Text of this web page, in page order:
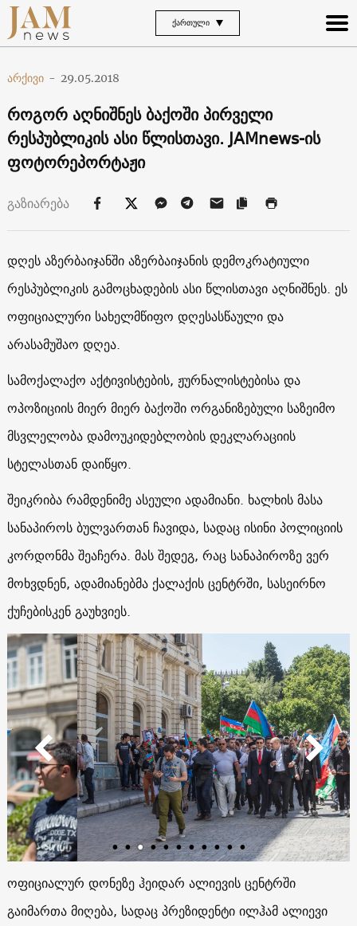
ᲥᲐᲠᲗᲣᲚᲘ
არქივი - 29.05.2018
როგორ აღნიშნეს ბაქოში პირველი
რესპუბლიკის ასი წლისთავი. JAMnews-ის
ფოტორეპორტაჟი
გაზიარება
დღეს აზერბაიჯანში აზერბაიჯანის დემოკრატიული
რესპუბლიკის გამოცხადების ასი წლისთავი აღნიშნეს. ეს
ოფიციალური სახელმწიფო დღესასწაული და
არასამუშაო დღეა.
სამოქალაქო აქტივისტების, ჟურნალისტებისა და
ოპოზიციის მიერ მიერ ბაქოში ორგანიზებული საზეიმო
მსვლელობა დამოუკიდებლობის დეკლარაციის
სტელასთან დაიწყო.
შეიკრიბა რამდენიმე ასეული ადამიანი. ხალხის მასა
სანაპიროს ბულვართან ჩავიდა, სადაც ისინი პოლიციის
კორდონმა შეაჩერა. მას შედეგ, რაც სანაპიროზე ვერ
მოხვდნენ, ადამიანებმა ქალაქის ცენტრში, სასეირნო
ქუჩებისკენ გაუხვიეს.
ოფიციალურ დონეზე ჰეიდარ ალიევის ცენტრში
გაიმართა მიღება, სადაც პრეზიდენტი ილჰამ ალიევი